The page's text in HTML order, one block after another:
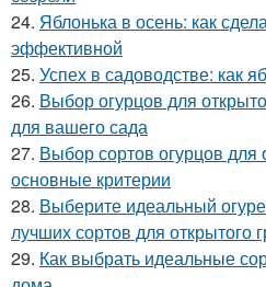
24. Яблонька в осень: как
эффективной
25. Успех в садоводстве: как
26. Выбор огурцов для
для вашего сада
27. Выбор сортов огурцов для
основные критерии
28. Выберите идеальный
лучших сортов для открытого
29. Как выбрать идеальные